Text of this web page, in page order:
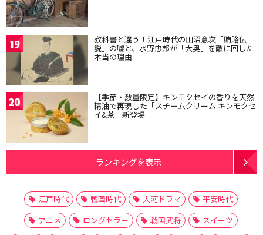
19 教科書と違う！江戸時代の田沼意次「賄賂伝
説」の嘘と、水野忠邦が「大奥」を敵に回した
本当の理由
20 【季節・数量限定】キンモクセイの香りを天然
精油で再現した「スチームクリーム キンモクセ
イ&茶」新登場
ランキングを表示
江戸時代 戦国時代 大河ドラマ
平安時代
アニメ
ロングセラー 戦国武将
スイーツ